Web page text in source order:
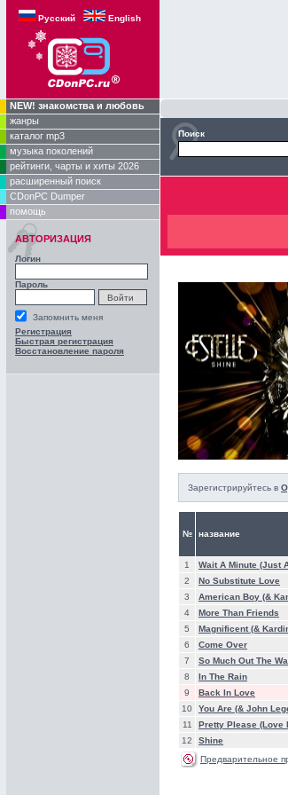
Русский English
NEW! знакомства и любовь
жанры
каталог mp3
музыка поколений
рейтинги, чарты и хиты 2026
расширенный поиск
CDonPC Dumper
помощь
АВТОРИЗАЦИЯ
Логин
Пароль
Запомнить меня
Регистрация
Быстрая регистрация
Восстановление пароля
Поиск
Зарегистрируйтесь в
№ название
1
Wait A Minute (Just
2
No Substitute Love
3
American Boy (&
4
More Than Friends
5
Magnificent (&
6
Come Over
7
So Much Out The
8
In The Rain
9
Back In Love
10
You Are (& John
11
Pretty Please (Love
12
Shine
Предварительное